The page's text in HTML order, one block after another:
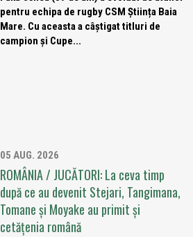
pentru echipa de rugby CSM Știința Baia
Mare. Cu aceasta a câștigat titluri de
campion și Cupe...
05 AUG. 2026
ROMÂNIA / JUCĂTORI: La ceva timp
după ce au devenit Stejari, Tangimana,
Tomane și Moyake au primit și
cetățenia română